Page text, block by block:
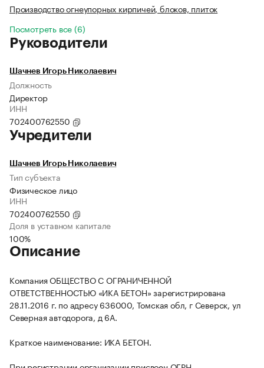
Производство огнеупорных кирпичей, блоков, плиток
Посмотреть все (6)
Руководители
Шачнев Игорь Николаевич
Должность
Директор
ИНН
702400762550
Учредители
Шачнев Игорь Николаевич
Тип субъекта
Физическое лицо
ИНН
702400762550
Доля в уставном капитале
100%
Описание
Компания ОБЩЕСТВО С ОГРАНИЧЕННОЙ
ОТВЕТСТВЕННОСТЬЮ «ИКА БЕТОН» зарегистрирована
28.11.2016 г. по адресу 636000, Томская обл, г Северск, ул
Северная автодорога, д 6А.
Краткое наименование: ИКА БЕТОН.